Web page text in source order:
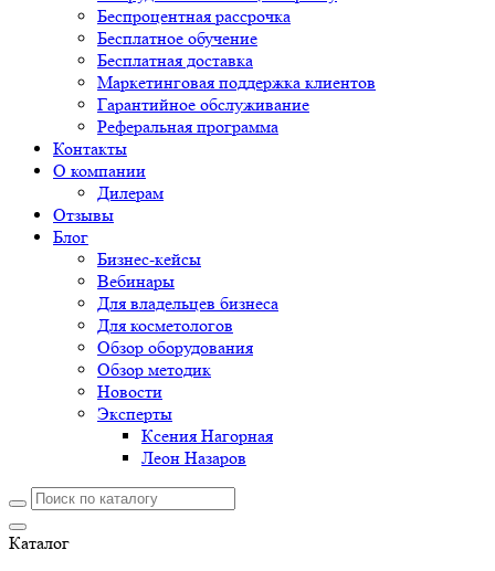
Беспроцентная рассрочка
Бесплатное обучение
Бесплатная доставка
Маркетинговая поддержка клиентов
Гарантийное обслуживание
Реферальная программа
Контакты
О компании
Дилерам
Отзывы
Блог
Бизнес-кейсы
Вебинары
Для владельцев бизнеса
Для косметологов
Обзор оборудования
Обзор методик
Новости
Эксперты
Ксения Нагорная
Леон Назаров
Каталог